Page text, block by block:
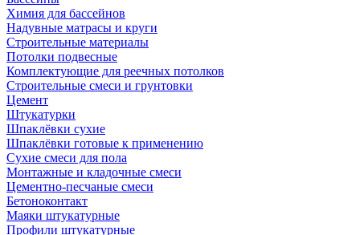
Химия для бассейнов
Надувные матрасы и круги
Строительные материалы
Потолки подвесные
Комплектующие для реечных потолков
Строительные смеси и грунтовки
Цемент
Штукатурки
Шпаклёвки сухие
Шпаклёвки готовые к применению
Сухие смеси для пола
Монтажные и кладочные смеси
Цементно-песчаные смеси
Бетоноконтакт
Маяки штукатурные
Профили штукатурные